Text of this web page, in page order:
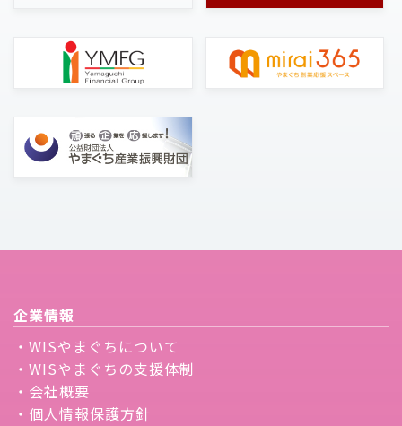
企業情報
・WISやまぐちについて
・WISやまぐちの支援体制
・会社概要
・個人情報保護方針